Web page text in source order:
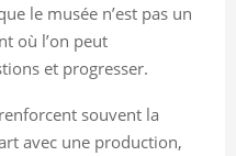
le musée n’est pas un
où l’on peut
et progresser.
souvent la
avec une production,